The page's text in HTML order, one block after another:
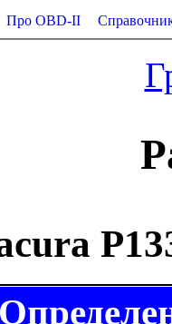
Про OBD-II